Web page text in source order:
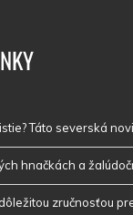
Táto severská
hnačkách a
zručnosťou